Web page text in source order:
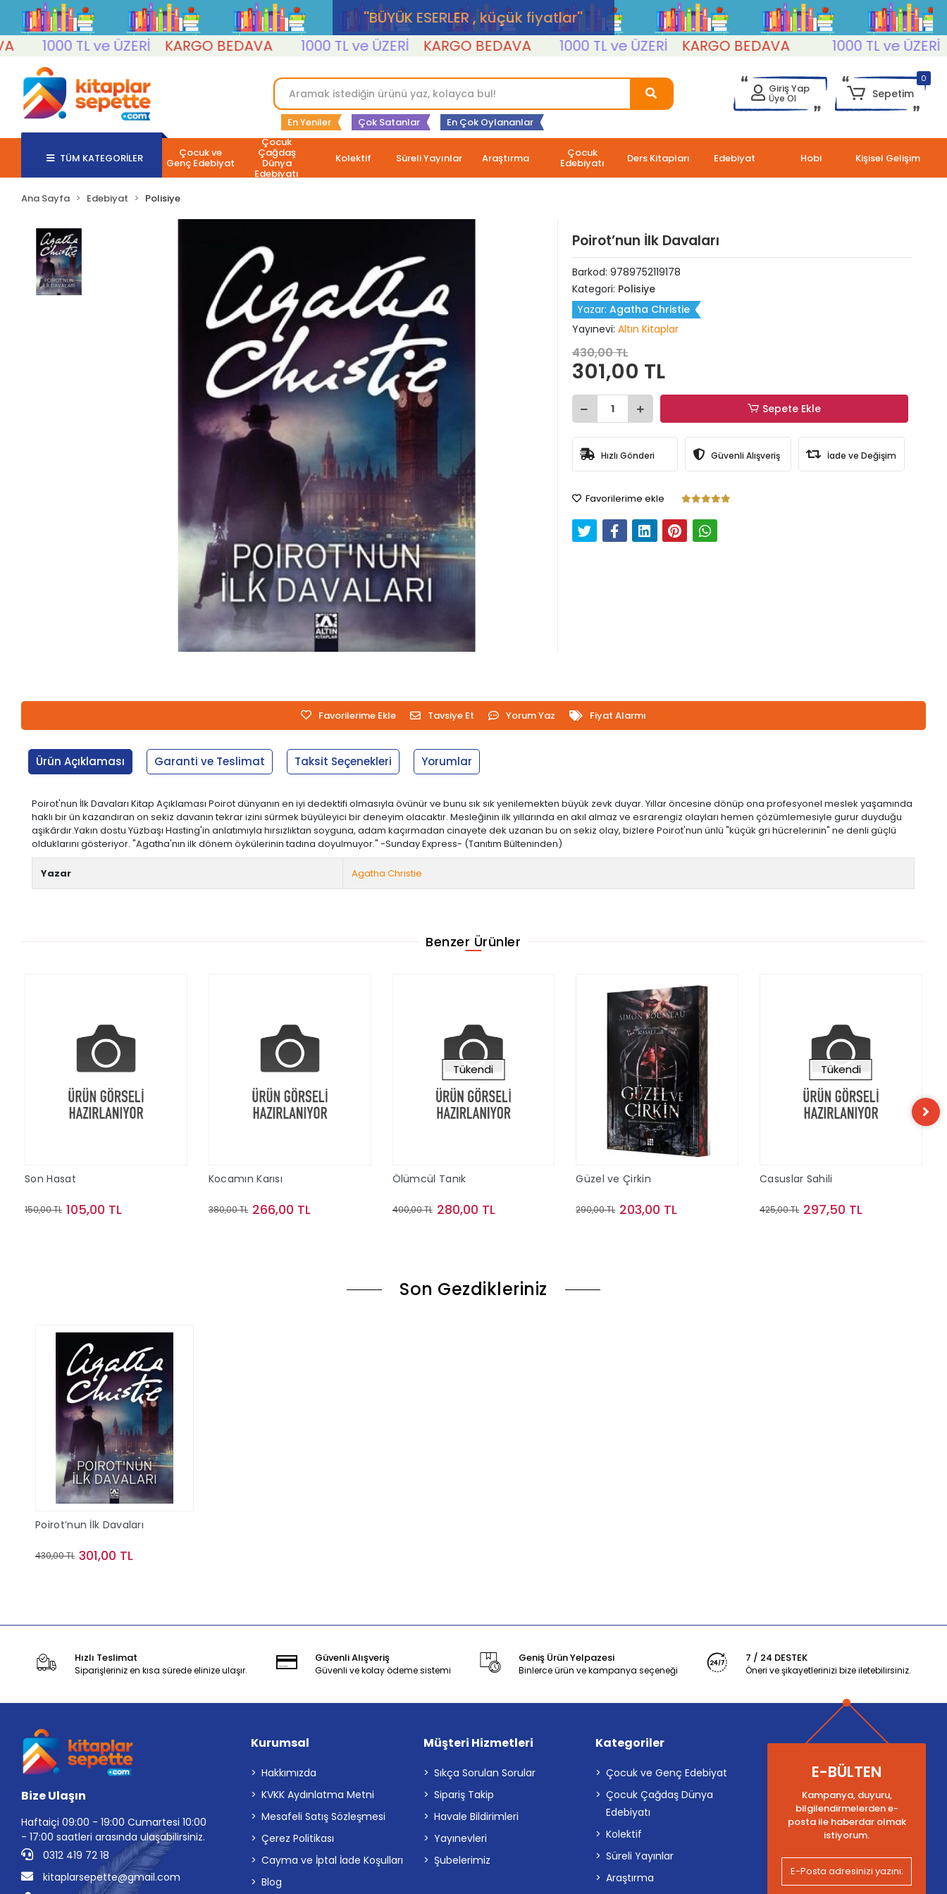
''BÜYÜK ESERLER , küçük fiyatlar''
1000 TL ve ÜZERİ
KARGO BEDAVA 1000 TL ve ÜZERİ KARGO BEDAVA 1000 TL ve ÜZERİ KARGO BEDAVA 1000 TL ve ÜZERİ
En Yeniler Çok Satanlar En Çok Oylananlar
Giriş Yap
Üye Ol
0
Sepetim
TÜM KATEGORİLER Çocuk ve
Genç Edebiyat
Çocuk
Çağdaş
Dünya
Edebiyatı
Kolektif Süreli Yayınlar Araştırma Çocuk
Edebiyatı Ders Kitapları Edebiyat Hobi Kişisel Gelişim
Ana Sayfa Edebiyat Polisiye
Poirot’nun İlk Davaları
Barkod: 9789752119178
Kategori: Polisiye
Yazar: Agatha Christie
Yayınevi: Altın Kitaplar
430,00 TL
301,00 TL
Sepete Ekle
Hızlı Gönderi Güvenli Alışveriş İade ve Değişim
Favorilerime ekle
Favorilerime Ekle Tavsiye Et Yorum Yaz Fiyat Alarmı
Ürün Açıklaması Garanti ve Teslimat Taksit Seçenekleri Yorumlar
Poirot'nun İlk Davaları Kitap Açıklaması Poirot dünyanın en iyi dedektifi olmasıyla övünür ve bunu sık sık yenilemekten büyük zevk duyar. Yıllar öncesine dönüp ona profesyonel meslek yaşamında
haklı bir ün kazandıran on sekiz davanın tekrar izini sürmek büyüleyici bir deneyim olacaktır. Mesleğinin ilk yıllarında en akıl almaz ve esrarengiz olayları hemen çözümlemesiyle gurur duyduğu
aşikârdır.Yakın dostu Yüzbaşı Hasting'in anlatımıyla hırsızlıktan soyguna, adam kaçırmadan cinayete dek uzanan bu on sekiz olay, bizlere Poirot'nun ünlü "küçük gri hücrelerinin" ne denli güçlü
olduklarını gösteriyor. "Agatha'nın ilk dönem öykülerinin tadına doyulmuyor." -Sunday Express- (Tanıtım Bülteninden)
Yazar Agatha Christie
Benzer Ürünler
Son Hasat
150,00 TL 105,00 TL
Kocamın Karısı
380,00 TL 266,00 TL
Tükendi
Ölümcül Tanık
400,00 TL 280,00 TL
Güzel ve Çirkin
290,00 TL 203,00 TL
Tükendi
Casuslar Sahili
425,00 TL 297,50 TL
Son Gezdikleriniz
Poirot’nun İlk Davaları
430,00 TL 301,00 TL
Hızlı Teslimat
Siparişleriniz en kısa sürede elinize ulaşır.
Güvenli Alışveriş
Güvenli ve kolay ödeme sistemi
Geniş Ürün Yelpazesi
Binlerce ürün ve kampanya seçeneği
7 / 24 DESTEK
Öneri ve şikayetlerinizi bize iletebilirsiniz.
Bize Ulaşın
Haftaiçi 09:00 - 19:00 Cumartesi 10:00
- 17:00 saatleri arasında ulaşabilirsiniz.
0312 419 72 18
kitaplarsepette@gmail.com
Kurumsal
Hakkımızda
KVKK Aydınlatma Metni
Mesafeli Satış Sözleşmesi
Çerez Politikası
Cayma ve İptal İade Koşulları
Blog
Müşteri Hizmetleri
Sıkça Sorulan Sorular
Sipariş Takip
Havale Bildirimleri
Yayınevleri
Şubelerimiz
Kategoriler
Çocuk ve Genç Edebiyat
Çocuk Çağdaş Dünya
Edebiyatı
Kolektif
Süreli Yayınlar
Araştırma
E-BÜLTEN
Kampanya, duyuru,
bilgilendirmelerden e-
posta ile haberdar olmak
istiyorum.